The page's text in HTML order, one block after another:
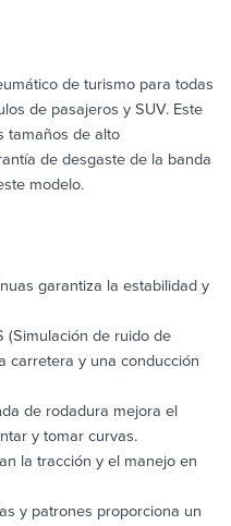
de turismo para todas
de pasajeros y SUV. Este
tamaños de alto
de desgaste de la banda
modelo.
garantiza la estabilidad y
(Simulación de ruido de
carretera y una conducción
de rodadura mejora el
y tomar curvas.
la tracción y el manejo en
y patrones proporciona un